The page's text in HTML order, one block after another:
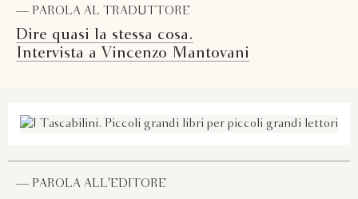
— PAROLA AL TRADUTTORE
Dire quasi la stessa cosa.
Intervista a Vincenzo Mantovani
— PAROLA ALL'EDITORE